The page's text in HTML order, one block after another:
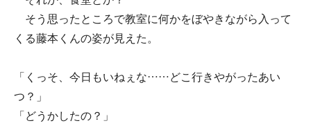
そう思ったところで教室に何かをぼやきながら入って
くる藤本くんの姿が見えた。
「くっそ、今日もいねぇな……どこ行きやがったあい
つ？」
「どうかしたの？」